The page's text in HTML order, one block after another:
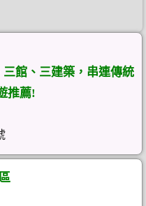
三館、三建築，串連傳統
推薦!